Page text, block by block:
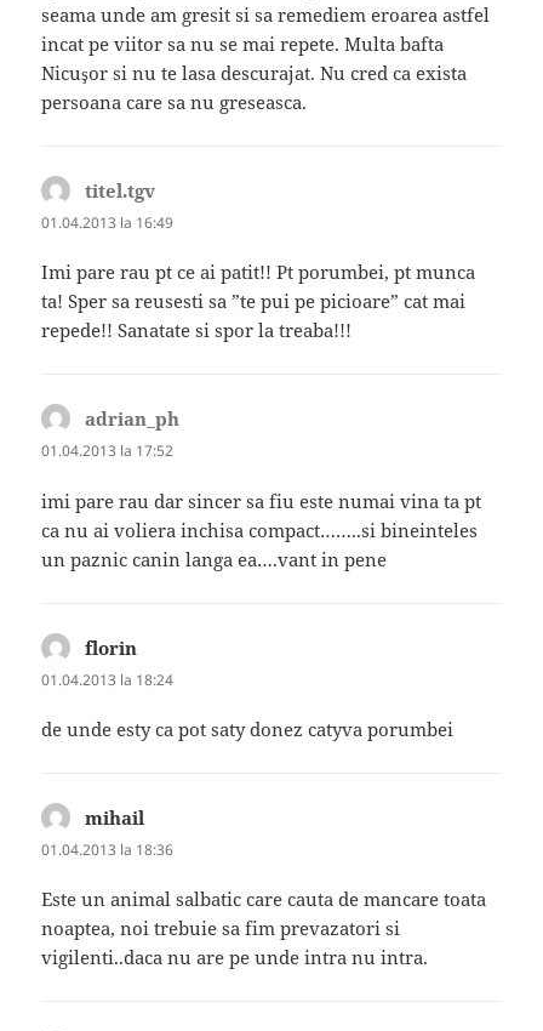
seama unde am gresit si sa remediem eroarea astfel
incat pe viitor sa nu se mai repete. Multa bafta
Nicuşor si nu te lasa descurajat. Nu cred ca exista
persoana care sa nu greseasca.
titel.tgv
01.04.2013 la 16:49
Imi pare rau pt ce ai patit!! Pt porumbei, pt munca
ta! Sper sa reusesti sa ”te pui pe picioare” cat mai
repede!! Sanatate si spor la treaba!!!
adrian_ph
01.04.2013 la 17:52
imi pare rau dar sincer sa fiu este numai vina ta pt
ca nu ai voliera inchisa compact……..si bineinteles
un paznic canin langa ea….vant in pene
florin
01.04.2013 la 18:24
de unde esty ca pot saty donez catyva porumbei
mihail
01.04.2013 la 18:36
Este un animal salbatic care cauta de mancare toata
noaptea, noi trebuie sa fim prevazatori si
vigilenti..daca nu are pe unde intra nu intra.